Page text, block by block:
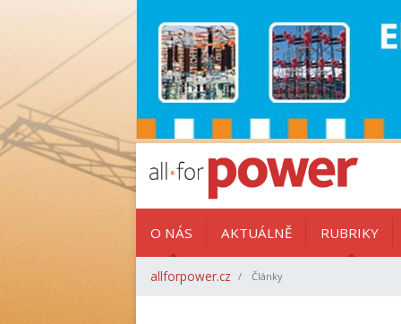
O NÁS AKTUÁLNĚ RUBRIKY
allforpower.cz Články